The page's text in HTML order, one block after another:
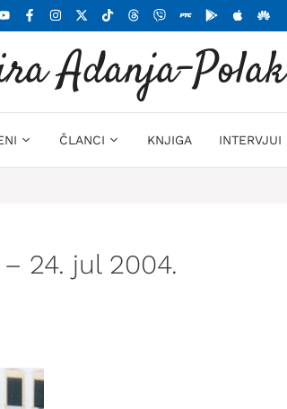
Adanja-Polak
ČLANCI KNJIGA INTERVJUI
24. jul 2004.